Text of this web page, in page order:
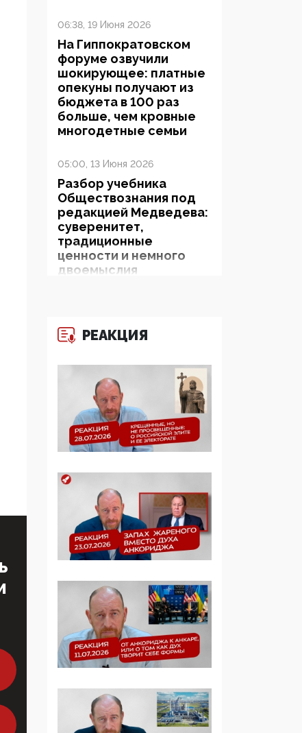
06:38, 19 Июня 2026
На Гиппократовском
форуме озвучили
шокирующее: платные
опекуны получают из
бюджета в 100 раз
больше, чем кровные
многодетные семьи
05:00, 13 Июня 2026
Разбор учебника
Обществознания под
редакцией Медведева:
суверенитет,
традиционные
ценности и немного
двоемыслия
увидела
деятельность ИИТО
ЮНЕСКО в России, но
цифроглобалисты
продолжают
определять повестку в
образовании
09:43, 01 Июня 2026
5G за счет здоровья
граждан: Минцифры
намерено отобрать у
регионов и
муниципалитетов право
защищать жилые дома
и социальные объекты
от ЭМИ
05:58, 26 Мая 2026
Роскомнадзор
освободили от борца с
опасным контентом
07:39, 25 Мая 2026
РЕАКЦИЯ